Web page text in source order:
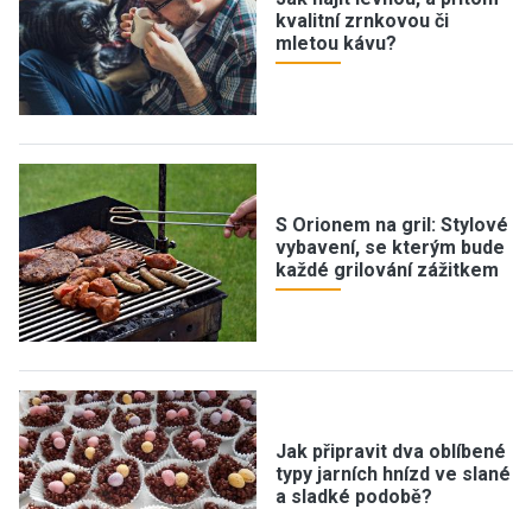
kvalitní zrnkovou či
mletou kávu?
S Orionem na gril: Stylové
vybavení, se kterým bude
každé grilování zážitkem
Jak připravit dva oblíbené
typy jarních hnízd ve slané
a sladké podobě?